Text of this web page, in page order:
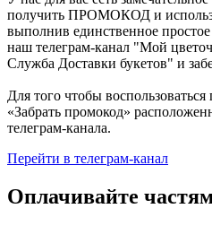
получить ПРОМОКОД и
выполнив единственное
наш телеграм-канал "Мой
Служба Доставки букетов" и
Для того чтобы
«Забрать промокод»
телеграм-канала.
Перейти в телеграм-канал
Оплачивайте